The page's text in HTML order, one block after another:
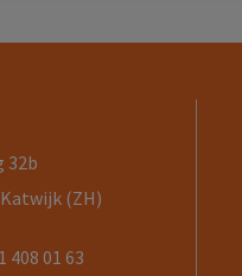
32b
Katwijk (ZH)
408 01 63